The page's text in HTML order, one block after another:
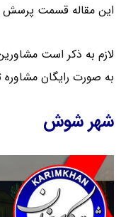
این مقاله قسمت پرسش و
لازم به ذکر است
به صورت رایگان
شهر شوش